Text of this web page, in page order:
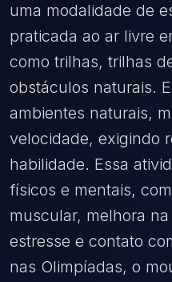
uma modalidade de
praticada ao ar livre
como trilhas, trilhas
obstáculos naturais.
ambientes naturais,
velocidade, exigindo
habilidade. Essa
físicos e mentais,
muscular, melhora
estresse e contato
nas Olimpíadas, o